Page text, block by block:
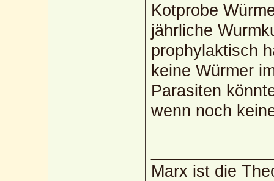
Kotprobe
jährliche
prophylaktisch
keine Würmer
Parasiten
wenn noch
Marx ist die